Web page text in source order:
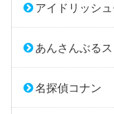
アイドリッシ
あんさんぶるス
名探偵コナン